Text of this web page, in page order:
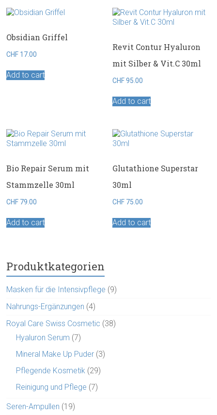
Obsidian Griffel
CHF 17.00
Add to cart
Revit Contur Hyaluron
mit Silber & Vit.C 30ml
CHF95.00
Add to cart
Bio Repair Serum mit
Stammzelle 30ml
CHF 79.00
Add to cart
Glutathione Superstar
30ml
CHF 75.00
Add to cart
Produktkategorien
Masken für die Intensivpflege (9)
Nahrungs-Ergänzungen (4)
Royal Care Swiss Cosmetic (38)
Hyaluron Serum (7)
Mineral Make Up Puder (3)
Pflegende Kosmetik (29)
Reinigung und Pflege (7)
Seren-Ampullen (19)